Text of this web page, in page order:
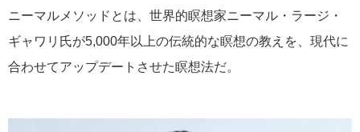
ニーマルメソッドとは、世界的瞑想家ニーマル・ラージ・
ギャワリ氏が5,000年以上の伝統的な瞑想の教えを、現代に
合わせてアップデートさせた瞑想法だ。